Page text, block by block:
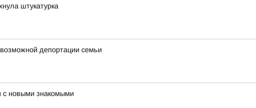
штукатурка
депортации семьи
с новыми знакомыми